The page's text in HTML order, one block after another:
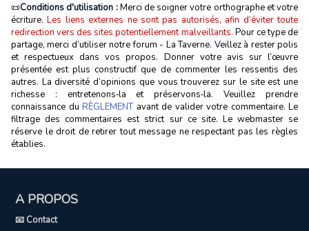
📜Conditions d'utilisation :Merci de soigner votre orthographe et votre
écriture.Les liens externes ne sont pas autorisés, afin d’éviter toute
redirection vers des sites potentiellement malveillants. Pour ce type de
partage, merci d’utiliser notre forum - La Taverne. Veillez à rester polis
et respectueux dans vos propos. Donner votre avis sur l’œuvre
présentée est plus constructif que de commenter les ressentis des
autres. La diversité d’opinions que vous trouverez sur le site est une
richesse : entretenons‑la et préservons‑la. Veuillez prendre
connaissance du RÈGLEMENTavant de valider votre commentaire. Le
filtrage des commentaires est strict sur ce site. Le webmaster se
réserve le droit de retirer tout message ne respectant pas les règles
établies.
A PROPOS
📧 Contact